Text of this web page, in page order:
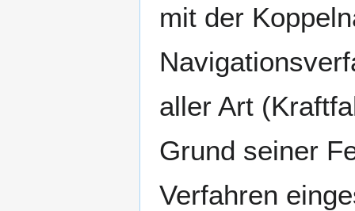
mit der
aller Art
Grund seiner
Verfahren